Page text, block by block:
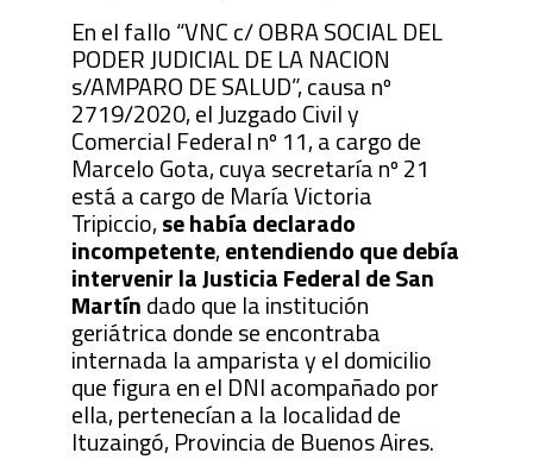
En el fallo “VNC c/ OBRA SOCIAL DEL
PODER JUDICIAL DE LA NACION
s/AMPARO DE SALUD”, causa nº
2719/2020, el Juzgado Civil y
Comercial Federal nº 11, a cargo de
Marcelo Gota,cuya secretaría nº 21
está a cargo de María Victoria
Tripiccio,se había declarado
incompetente,entendiendo que debía
intervenir la Justicia Federal de San
Martíndado que la institución
geriátrica donde se encontraba
internada la amparista y el domicilio
que figura en el DNI acompañado por
ella, pertenecían a la localidad de
Ituzaingó, Provincia de Buenos Aires.